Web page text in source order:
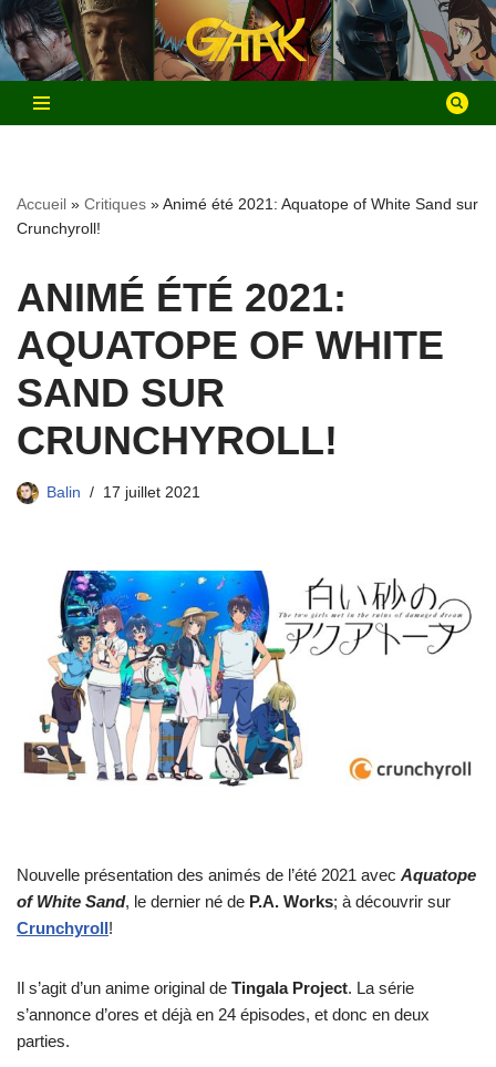
Aller
au
contenu
Accueil » Critiques »Animé été 2021: Aquatope of White Sand sur
Crunchyroll!
ANIMÉ ÉTÉ 2021:
AQUATOPE OF WHITE
SAND SUR
CRUNCHYROLL!
Balin 17 juillet 2021
Nouvelle présentation des animés de l’été 2021 avec Aquatope
of White Sand, le dernier né de P.A. Works; à découvrir sur
Crunchyroll !
Il s’agit d’un anime original de Tingala Project. La série
s’annonce d’ores et déjà en 24 épisodes, et donc en deux
parties.